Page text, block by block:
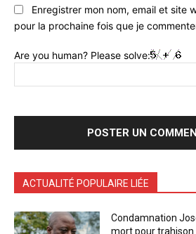
Enregistrer mon nom, email et site
pour la prochaine fois que je
Are you human? Please solve:
ACTUALITÉ POPULAIRE LIÉE
Condamnation
mort pour